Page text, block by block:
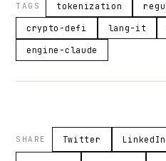
TAGS tokenization
crypto-defi lang-it
engine-claude
SHARE Twitter LinkedIn